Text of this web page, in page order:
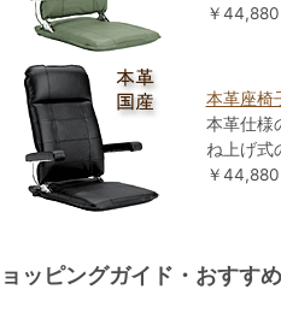
￥
本革座
本革仕様
ね上げ式
￥
ッピングガイド・おすす